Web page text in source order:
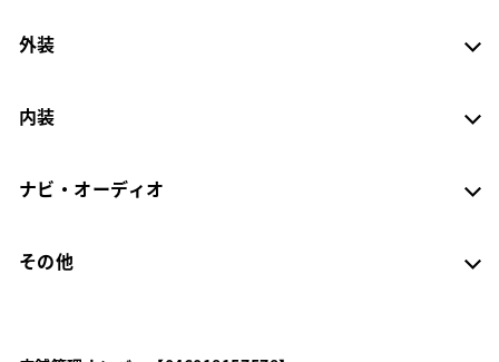
外装
内装
ナビ・オーディオ
その他